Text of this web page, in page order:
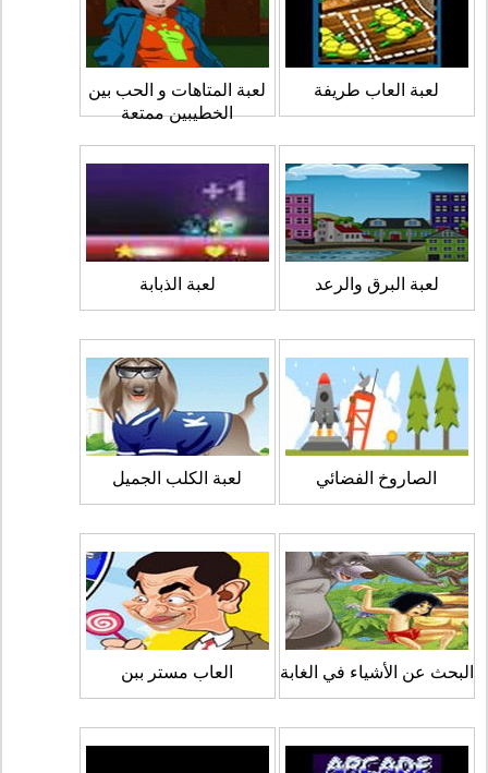
لعبة العاب طريفة
لعبة المتاهات و الحب بين
الخطيبين ممتعة
لعبة البرق والرعد لعبة الذبابة
الصاروخ الفضائي لعبة الكلب الجميل
البحث عن الأشياء في الغابة العاب مستر ببن